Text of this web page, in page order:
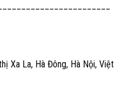
Xa La, Hà Đông, Hà Nội, Việt